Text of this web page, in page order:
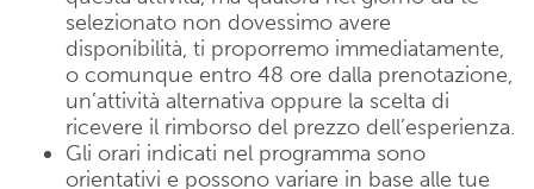
selezionato non dovessimo avere
disponibilità, ti proporremo immediatamente,
o comunque entro 48 ore dalla prenotazione,
un’attività alternativa oppure la scelta di
ricevere il rimborso del prezzo dell’esperienza.
Gli orari indicati nel programma sono
orientativi e possono variare in base alle tue